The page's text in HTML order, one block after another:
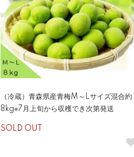
（冷蔵）青森県産青梅M～Lサイズ混合約
8kg※7月上旬から収穫でき次第発送
SOLD OUT